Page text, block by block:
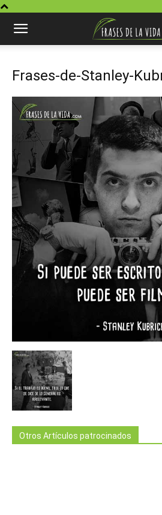
Frases-de-Stanley-
Otros Artículos patrocinados